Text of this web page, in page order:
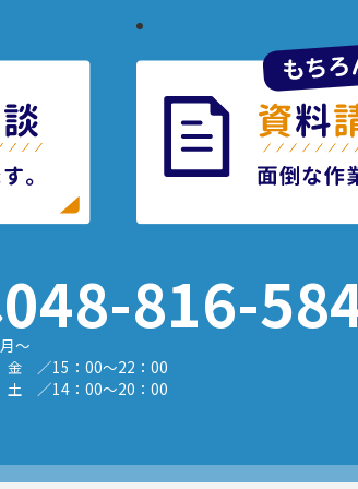
048-816-
月～
金
／15：00～22：00
土
／14：00～20：00